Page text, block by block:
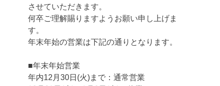
させていただきます。
何卒ご理解賜りますようお願い申し上げま
す。
年末年始の営業は下記の通りとなります。
■年末年始営業
年内12月30日(火)まで：通常営業